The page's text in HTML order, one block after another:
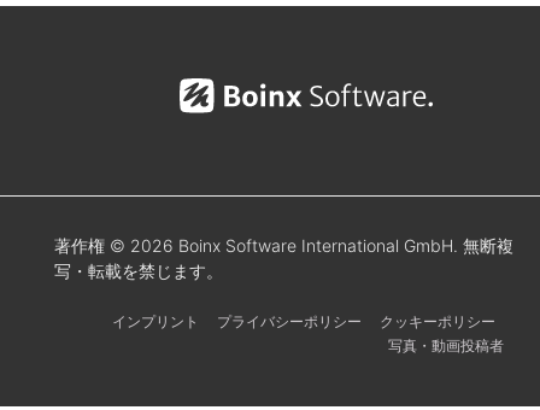
著作権 © 2026 Boinx Software International GmbH. 無断複
写・転載を禁じます。
インプリント プライバシーポリシー
クッキーポリシー
写真・動画投稿者